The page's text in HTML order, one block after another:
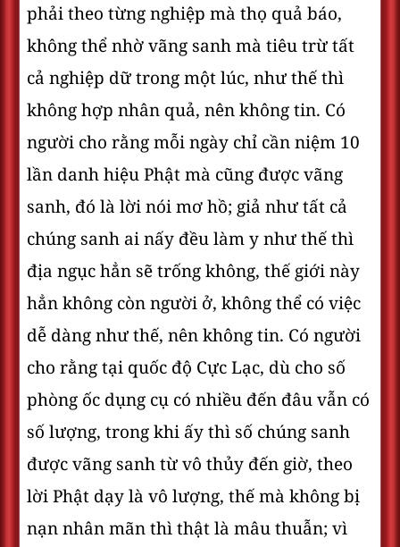
phải theo từng nghiệp mà thọ quả báo,
không thể nhờ vãng sanh mà tiêu trừ tất
cả nghiệp dữ trong một lúc, như thế thì
không hợp nhân quả, nên không tin. Có
người cho rằng mỗi ngày chỉ cần niệm 10
lần danh hiệu Phật mà cũng được vãng
sanh, đó là lời nói mơ hồ; giả như tất cả
chúng sanh ai nấy đều làm y như thế thì
địa ngục hẳn sẽ trống không, thế giới này
hẳn không còn người ở, không thể có việc
dễ dàng như thế, nên không tin. Có người
cho rằng tại quốc độ Cực Lạc, dù cho số
phòng ốc dụng cụ có nhiều đến đâu vẫn có
số lượng, trong khi ấy thì số chúng sanh
được vãng sanh từ vô thủy đến giờ, theo
lời Phật dạy là vô lượng, thế mà không bị
nạn nhân mãn thì thật là mâu thuẫn; vì